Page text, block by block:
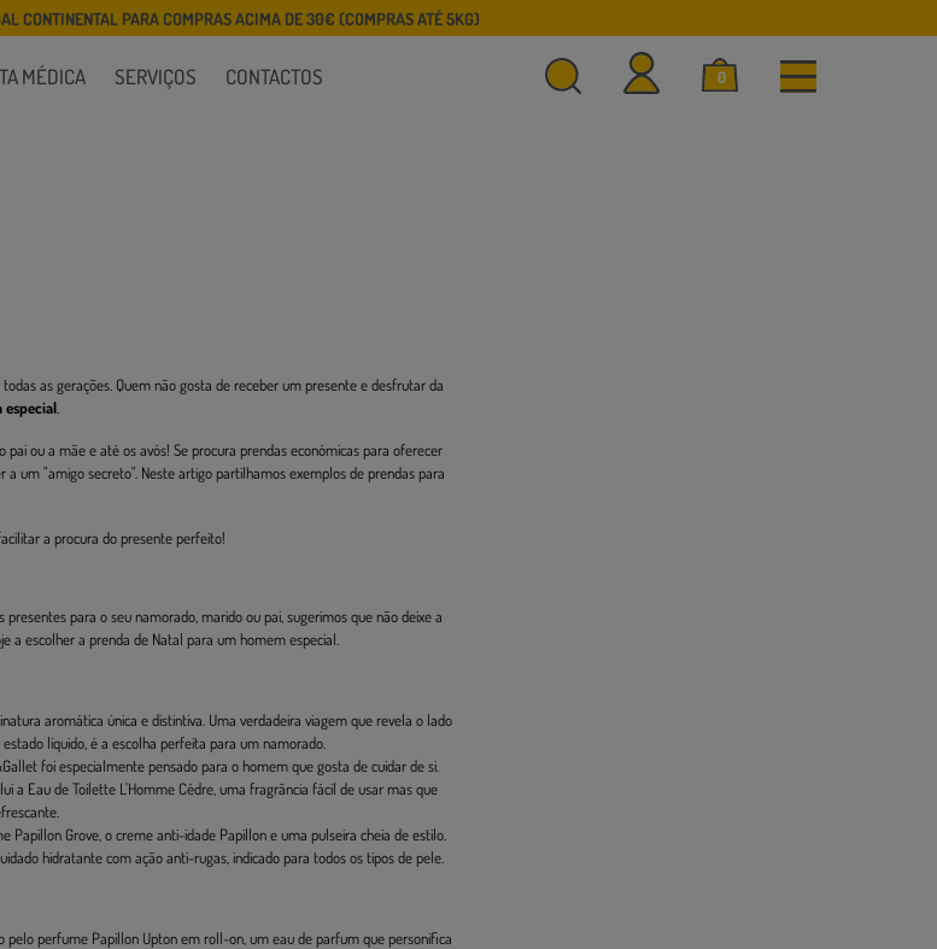
CONTINENTAL PARA COMPRAS ACIMA DE 30€ (COMPRAS ATÉ 5KG)
MÉDICA SERVIÇOS CONTACTOS 0
as gerações. Quem não gosta de receber um presente e desfrutar da
especial
ou a mãe e até os avós! Se procura prendas económicas para oferecer
um "amigo secreto". Neste artigo partilhamos exemplos de prendas para
a procura do presente perfeito!
para o seu namorado, marido ou pai, sugerimos que não deixe a
a escolher a prenda de Natal para um homem especial.
aromática única e distintiva. Uma verdadeira viagem que revela o lado
líquido, é a escolha perfeita para um namorado.
foi especialmente pensado para o homem que gosta de cuidar de si.
a Eau de Toilette L'Homme Cèdre, uma fragrância fácil de usar mas que
Grove, o creme anti-idade Papillon e uma pulseira cheia de estilo.
hidratante com ação anti-rugas, indicado para todos os tipos de pele.
perfume Papillon Upton em roll-on, um eau de parfum que personifica